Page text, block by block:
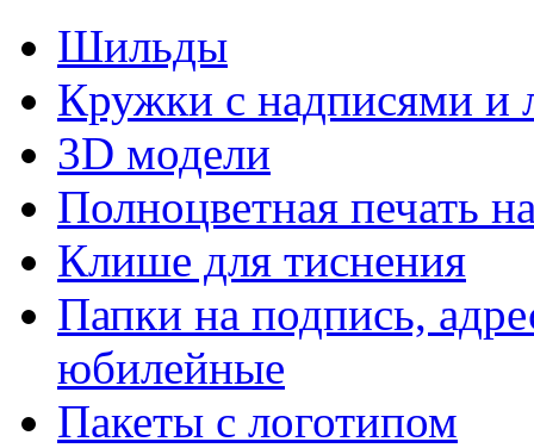
Шильды
Кружки с надписями и
3D модели
Полноцветная печать
Клише для тиснения
Папки на подпись,
юбилейные
Пакеты с логотипом